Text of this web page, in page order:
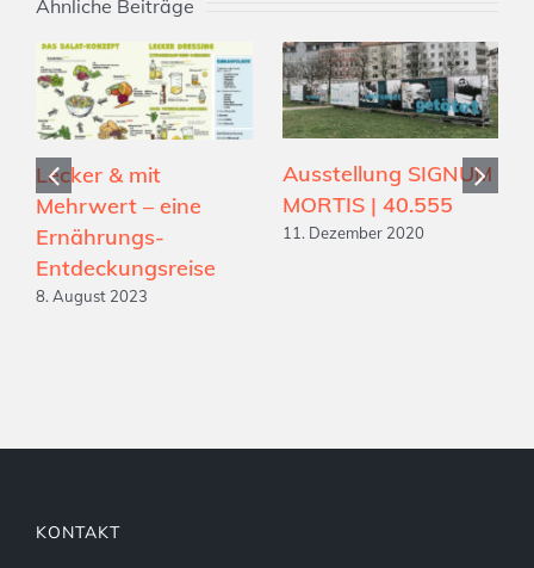
Ähnliche Beiträge
Lecker & mit
Mehrwert – eine
Ernährungs-
Entdeckungsreise
8. August 2023
Ausstellung SIGNUM
MORTIS | 40.555
11. Dezember 2020
KONTAKT